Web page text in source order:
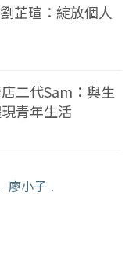
芷瑄：綻放個人
二代Sam：與生
青年生活
廖小子 ﹒